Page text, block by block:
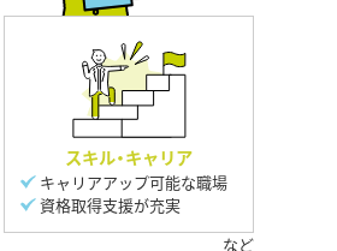
スキル・キャリア
キャリアアップ可能な職場
資格取得支援が充実